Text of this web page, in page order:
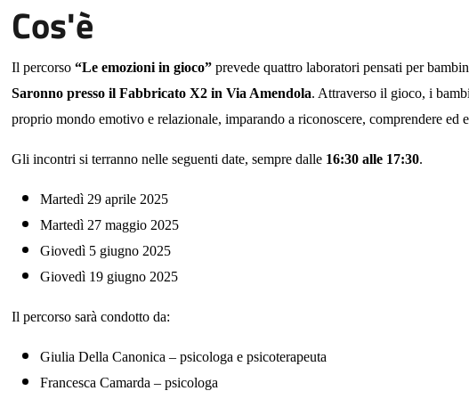
Cos'è
Il percorso “Le emozioni in gioco” prevede quattro laboratori pensati per
Saronno presso il Fabbricato X2 in Via Amendola. Attraverso il gioco, i
proprio mondo emotivo e relazionale, imparando a riconoscere, comprendere ed
Gli incontri si terranno nelle seguenti date, sempre dalle 16:30 alle 17:30.
Martedì 29 aprile 2025
Martedì 27 maggio 2025
Giovedì 5 giugno 2025
Giovedì 19 giugno 2025
Il percorso sarà condotto da:
Giulia Della Canonica – psicologa e psicoterapeuta
Francesca Camarda – psicologa